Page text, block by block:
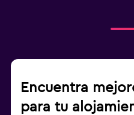
Encuentra
para tu